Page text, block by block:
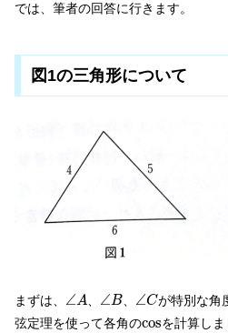
では、筆者の回答に行きます。
図1の三角形について
まずは、 ∠A
∠ A ∠B
∠ B ∠C
∠Cが特別な角
弦定理を使って各角のcos
cosを計算しま